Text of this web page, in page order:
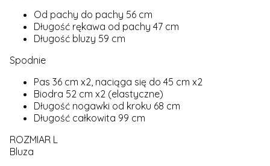
Od pachy do pachy 56 cm
Długość rękawa od pachy 47 cm
Długość bluzy 59 cm
Spodnie
Pas 36 cm x2, naciąga się do 45 cm x2
Biodra 52 cm x2 (elastyczne)
Długość nogawki od kroku 68 cm
Długość całkowita 99 cm
ROZMIAR L
Bluza